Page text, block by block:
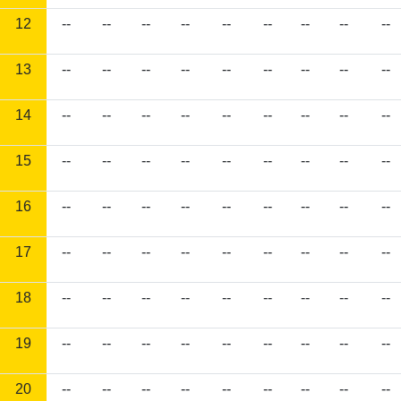
12 -- -- -- -- -- -- -- -- --
13 -- -- -- -- -- -- -- -- --
14 -- -- -- -- -- -- -- -- --
15 -- -- -- -- -- -- -- -- --
16 -- -- -- -- -- -- -- -- --
17 -- -- -- -- -- -- -- -- --
18 -- -- -- -- -- -- -- -- --
19 -- -- -- -- -- -- -- -- --
20 -- -- -- -- -- -- -- -- --